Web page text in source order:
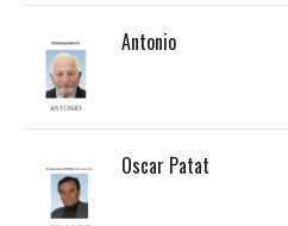
Antonio
Oscar Patat